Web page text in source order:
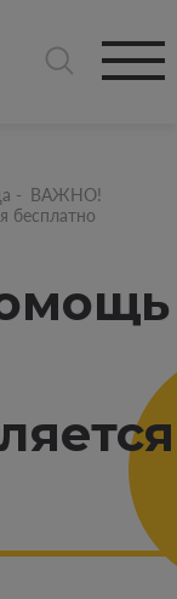
- ВАЖНО!
бесплатно